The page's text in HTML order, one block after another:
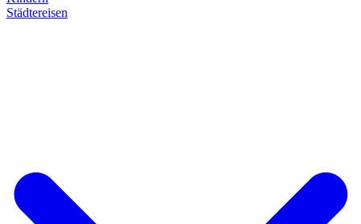
Städtereisen